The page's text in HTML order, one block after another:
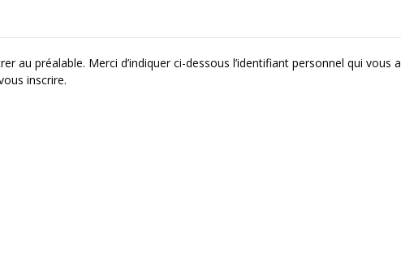
au préalable. Merci d’indiquer ci-dessous l’identifiant personnel qui vous a
inscrire.